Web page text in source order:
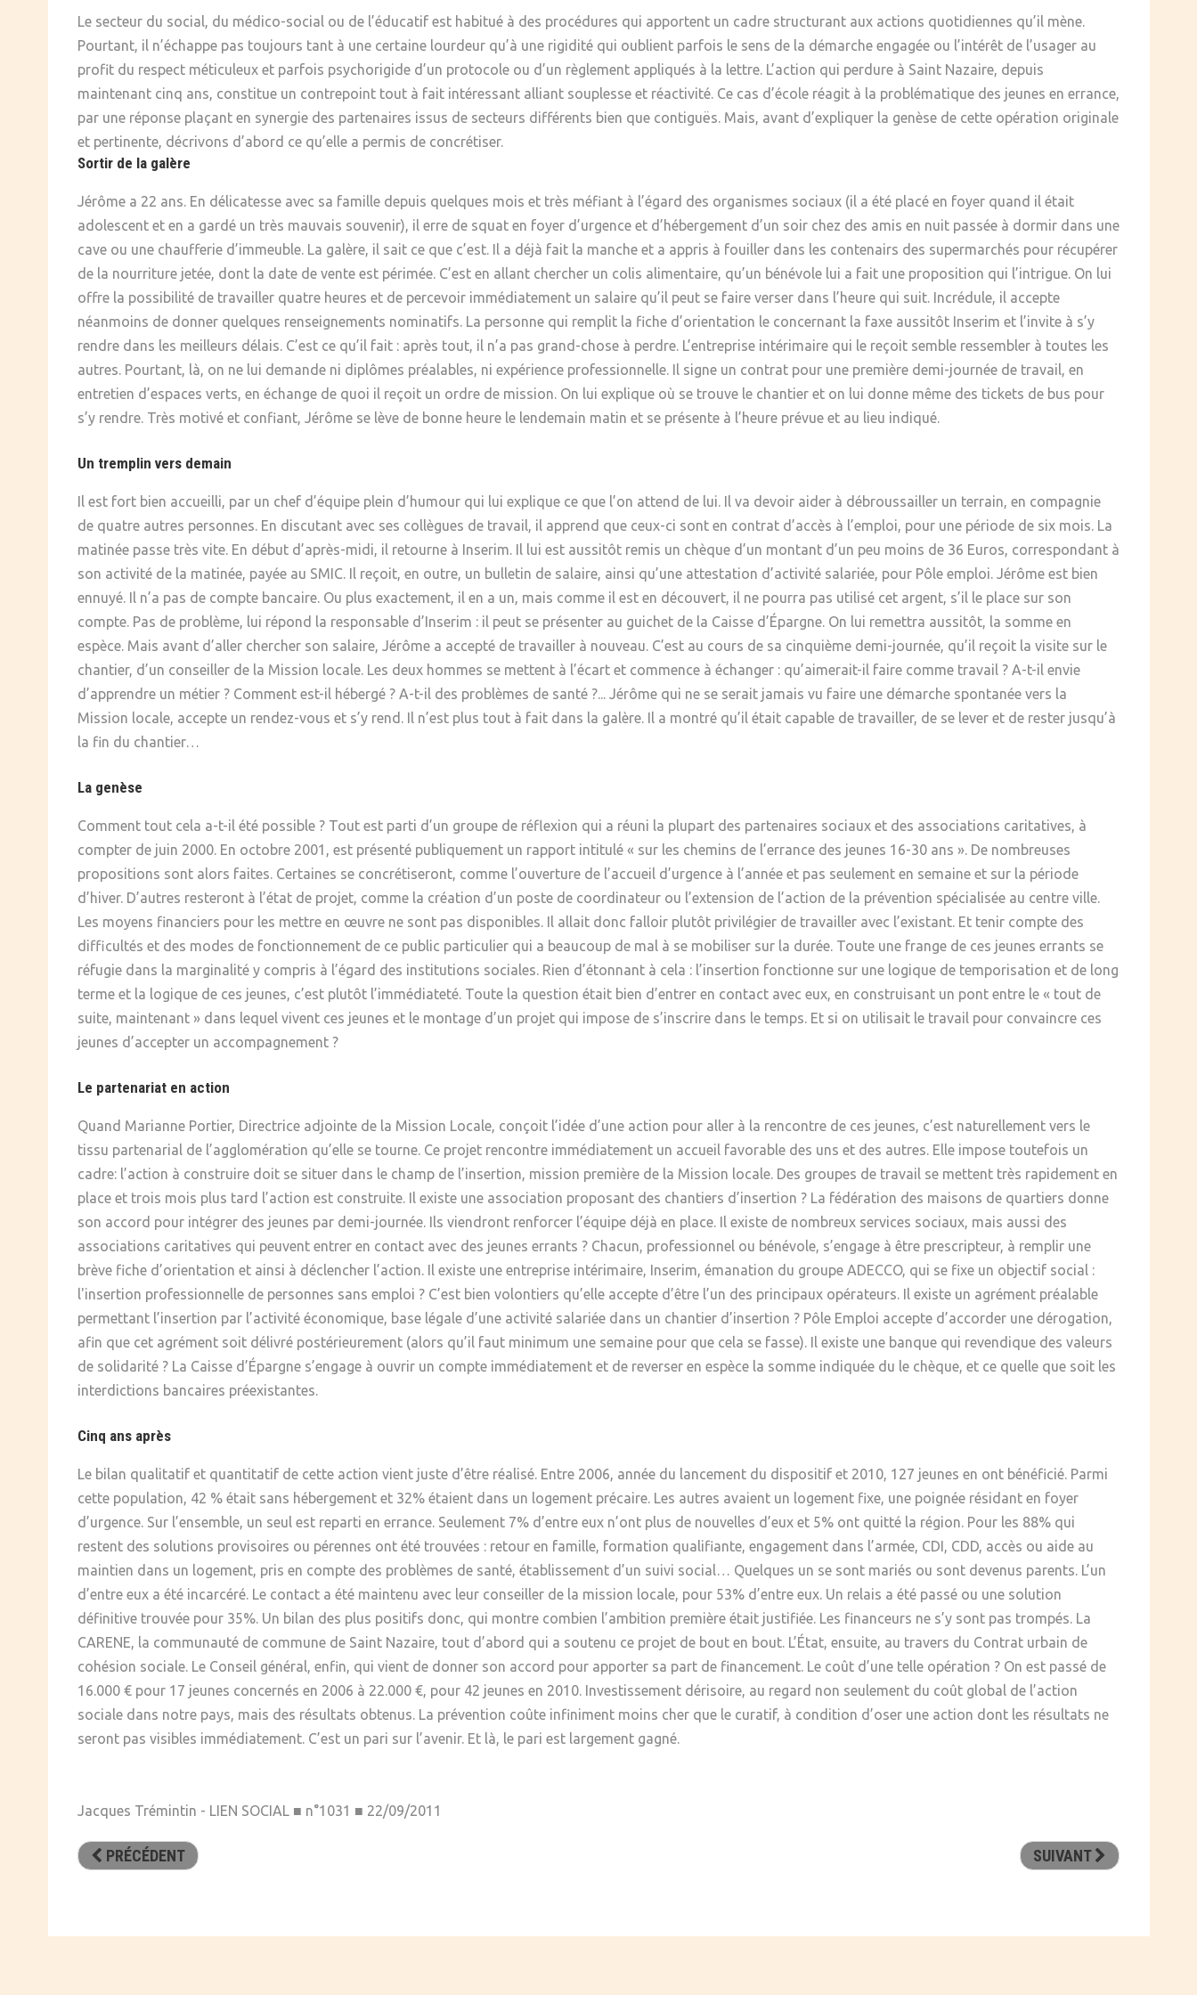
Violence / Maltraitance
Agression Sexuelle
Délinquance
Banlieue
Protection De L'enfance
Accueil – Placement
Psychanalyse
Psychiatrie
Psychologie
Sexualité
SOCIÉTÉ
Droit
Économie / Emploi
Justice
Politique
Scolarité
CULTURE
Romans / Médias
Le secteur du social, du médico-social ou de l’éducatif est habitué à des procédures qui apportent un cadre structurant aux actions quotidiennes qu’il mène.
Pourtant, il n’échappe pas toujours tant à une certaine lourdeur qu’à une rigidité qui oublient parfois le sens de la démarche engagée ou l’intérêt de l’usager au
profit du respect méticuleux et parfois psychorigide d’un protocole ou d’un règlement appliqués à la lettre. L’action qui perdure à Saint Nazaire, depuis
maintenant cinq ans, constitue un contrepoint tout à fait intéressant alliant souplesse et réactivité. Ce cas d’école réagit à la problématique des jeunes en errance,
par une réponse plaçant en synergie des partenaires issus de secteurs différents bien que contiguës. Mais, avant d’expliquer la genèse de cette opération originale
et pertinente, décrivons d’abord ce qu’elle a permis de concrétiser.
Sortir de la galère
Jérôme a 22 ans. En délicatesse avec sa famille depuis quelques mois et très méfiant à l’égard des organismes sociaux (il a été placé en foyer quand il était
adolescent et en a gardé un très mauvais souvenir), il erre de squat en foyer d’urgence et d’hébergement d’un soir chez des amis en nuit passée à dormir dans une
cave ou une chaufferie d’immeuble. La galère, il sait ce que c’est. Il a déjà fait la manche et a appris à fouiller dans les contenairs des supermarchés pour récupérer
de la nourriture jetée, dont la date de vente est périmée. C’est en allant chercher un colis alimentaire, qu’un bénévole lui a fait une proposition qui l’intrigue. On lui
offre la possibilité de travailler quatre heures et de percevoir immédiatement un salaire qu’il peut se faire verser dans l’heure qui suit. Incrédule, il accepte
néanmoins de donner quelques renseignements nominatifs. La personne qui remplit la fiche d’orientation le concernant la faxe aussitôt Inserim et l’invite à s’y
rendre dans les meilleurs délais. C’est ce qu’il fait : après tout, il n’a pas grand-chose à perdre. L’entreprise intérimaire qui le reçoit semble ressembler à toutes les
autres. Pourtant, là, on ne lui demande ni diplômes préalables, ni expérience professionnelle. Il signe un contrat pour une première demi-journée de travail, en
entretien d’espaces verts, en échange de quoi il reçoit un ordre de mission. On lui explique où se trouve le chantier et on lui donne même des tickets de bus pour
s’y rendre. Très motivé et confiant, Jérôme se lève de bonne heure le lendemain matin et se présente à l’heure prévue et au lieu indiqué.
Un tremplin vers demain
Il est fort bien accueilli, par un chef d’équipe plein d’humour qui lui explique ce que l’on attend de lui. Il va devoir aider à débroussailler un terrain, en compagnie
de quatre autres personnes. En discutant avec ses collègues de travail, il apprend que ceux-ci sont en contrat d’accès à l’emploi, pour une période de six mois. La
matinée passe très vite. En début d’après-midi, il retourne à Inserim. Il lui est aussitôt remis un chèque d’un montant d’un peu moins de 36 Euros, correspondant à
son activité de la matinée, payée au SMIC. Il reçoit, en outre, un bulletin de salaire, ainsi qu’une attestation d’activité salariée, pour Pôle emploi. Jérôme est bien
ennuyé. Il n’a pas de compte bancaire. Ou plus exactement, il en a un, mais comme il est en découvert, il ne pourra pas utilisé cet argent, s’il le place sur son
compte. Pas de problème, lui répond la responsable d’Inserim : il peut se présenter au guichet de la Caisse d’Épargne. On lui remettra aussitôt, la somme en
espèce. Mais avant d’aller chercher son salaire, Jérôme a accepté de travailler à nouveau. C’est au cours de sa cinquième demi-journée, qu’il reçoit la visite sur le
chantier, d’un conseiller de la Mission locale. Les deux hommes se mettent à l’écart et commence à échanger : qu’aimerait-il faire comme travail ? A-t-il envie
d’apprendre un métier ? Comment est-il hébergé ? A-t-il des problèmes de santé ?... Jérôme qui ne se serait jamais vu faire une démarche spontanée vers la
Mission locale, accepte un rendez-vous et s’y rend. Il n’est plus tout à fait dans la galère. Il a montré qu’il était capable de travailler, de se lever et de rester jusqu’à
la fin du chantier…
La genèse
Comment tout cela a-t-il été possible ? Tout est parti d’un groupe de réflexion qui a réuni la plupart des partenaires sociaux et des associations caritatives, à
compter de juin 2000. En octobre 2001, est présenté publiquement un rapport intitulé « sur les chemins de l’errance des jeunes 16-30 ans ». De nombreuses
propositions sont alors faites. Certaines se concrétiseront, comme l’ouverture de l’accueil d’urgence à l’année et pas seulement en semaine et sur la période
d’hiver. D’autres resteront à l’état de projet, comme la création d’un poste de coordinateur ou l’extension de l’action de la prévention spécialisée au centre ville.
Les moyens financiers pour les mettre en œuvre ne sont pas disponibles. Il allait donc falloir plutôt privilégier de travailler avec l’existant. Et tenir compte des
difficultés et des modes de fonctionnement de ce public particulier qui a beaucoup de mal à se mobiliser sur la durée. Toute une frange de ces jeunes errants se
réfugie dans la marginalité y compris à l’égard des institutions sociales. Rien d’étonnant à cela : l’insertion fonctionne sur une logique de temporisation et de long
terme et la logique de ces jeunes, c’est plutôt l’immédiateté. Toute la question était bien d’entrer en contact avec eux, en construisant un pont entre le « tout de
suite, maintenant » dans lequel vivent ces jeunes et le montage d’un projet qui impose de s’inscrire dans le temps. Et si on utilisait le travail pour convaincre ces
jeunes d’accepter un accompagnement ?
Le partenariat en action
Quand Marianne Portier, Directrice adjointe de la Mission Locale, conçoit l’idée d’une action pour aller à la rencontre de ces jeunes, c’est naturellement vers le
tissu partenarial de l’agglomération qu’elle se tourne. Ce projet rencontre immédiatement un accueil favorable des uns et des autres. Elle impose toutefois un
cadre: l’action à construire doit se situer dans le champ de l’insertion, mission première de la Mission locale. Des groupes de travail se mettent très rapidement en
place et trois mois plus tard l’action est construite. Il existe une association proposant des chantiers d’insertion ? La fédération des maisons de quartiers donne
son accord pour intégrer des jeunes par demi-journée. Ils viendront renforcer l’équipe déjà en place. Il existe de nombreux services sociaux, mais aussi des
associations caritatives qui peuvent entrer en contact avec des jeunes errants ? Chacun, professionnel ou bénévole, s’engage à être prescripteur, à remplir une
brève fiche d’orientation et ainsi à déclencher l’action. Il existe une entreprise intérimaire, Inserim, émanation du groupe ADECCO, qui se fixe un objectif social :
l'insertion professionnelle de personnes sans emploi ? C’est bien volontiers qu’elle accepte d’être l’un des principaux opérateurs. Il existe un agrément préalable
permettant l’insertion par l’activité économique, base légale d’une activité salariée dans un chantier d’insertion ? Pôle Emploi accepte d’accorder une dérogation,
afin que cet agrément soit délivré postérieurement (alors qu’il faut minimum une semaine pour que cela se fasse). Il existe une banque qui revendique des valeurs
de solidarité ? La Caisse d’Épargne s’engage à ouvrir un compte immédiatement et de reverser en espèce la somme indiquée du le chèque, et ce quelle que soit les
interdictions bancaires préexistantes.
Cinq ans après
Le bilan qualitatif et quantitatif de cette action vient juste d’être réalisé. Entre 2006, année du lancement du dispositif et 2010, 127 jeunes en ont bénéficié. Parmi
cette population, 42 % était sans hébergement et 32% étaient dans un logement précaire. Les autres avaient un logement fixe, une poignée résidant en foyer
d’urgence. Sur l’ensemble, un seul est reparti en errance. Seulement 7% d’entre eux n’ont plus de nouvelles d’eux et 5% ont quitté la région. Pour les 88% qui
restent des solutions provisoires ou pérennes ont été trouvées : retour en famille, formation qualifiante, engagement dans l’armée, CDI, CDD, accès ou aide au
maintien dans un logement, pris en compte des problèmes de santé, établissement d’un suivi social… Quelques un se sont mariés ou sont devenus parents. L’un
d’entre eux a été incarcéré. Le contact a été maintenu avec leur conseiller de la mission locale, pour 53% d’entre eux. Un relais a été passé ou une solution
définitive trouvée pour 35%. Un bilan des plus positifs donc, qui montre combien l’ambition première était justifiée. Les financeurs ne s’y sont pas trompés. La
CARENE, la communauté de commune de Saint Nazaire, tout d’abord qui a soutenu ce projet de bout en bout. L’État, ensuite, au travers du Contrat urbain de
cohésion sociale. Le Conseil général, enfin, qui vient de donner son accord pour apporter sa part de financement. Le coût d’une telle opération ? On est passé de
16.000 € pour 17 jeunes concernés en 2006 à 22.000 €, pour 42 jeunes en 2010. Investissement dérisoire, au regard non seulement du coût global de l’action
sociale dans notre pays, mais des résultats obtenus. La prévention coûte infiniment moins cher que le curatif, à condition d’oser une action dont les résultats ne
seront pas visibles immédiatement. C’est un pari sur l’avenir. Et là, le pari est largement gagné.
Jacques Trémintin - LIEN SOCIAL ■ n°1031 ■ 22/09/2011
PRÉCÉDENT SUIVANT